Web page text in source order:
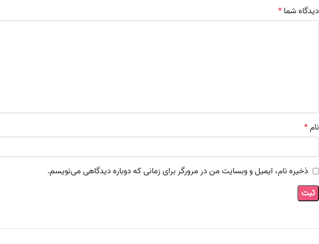
دیدگاه شما*
نام*
ذخیره نام، ایمیل و وبسایت من در مرورگر برای زمانی که دوباره دیدگاهی می‌نویسم.